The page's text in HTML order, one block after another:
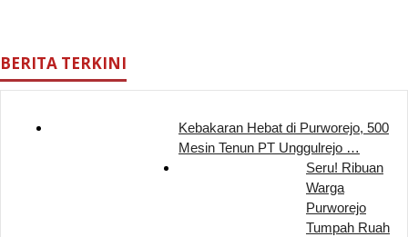
BERITA TERKINI
Kebakaran Hebat di Purworejo, 500
Mesin Tenun PT Unggulrejo …
Seru! Ribuan
Warga
Purworejo
Tumpah Ruah